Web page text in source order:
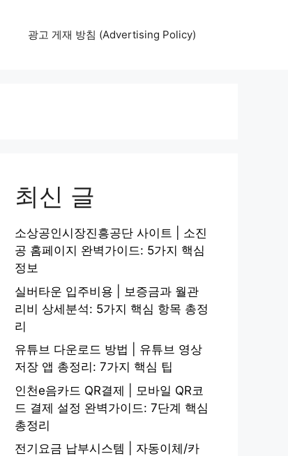
광고 게재 방침 (Advertising Policy)
최신 글
소상공인시장진흥공단 사이트 | 소진
공 홈페이지 완벽가이드: 5가지 핵심
정보
실버타운 입주비용 | 보증금과 월관
리비 상세분석: 5가지 핵심 항목 총정
리
유튜브 다운로드 방법 | 유튜브 영상
저장 앱 총정리: 7가지 핵심 팁
인천e음카드 QR결제 | 모바일 QR코
드 결제 설정 완벽가이드: 7단계 핵심
총정리
전기요금 납부시스템 | 자동이체/카